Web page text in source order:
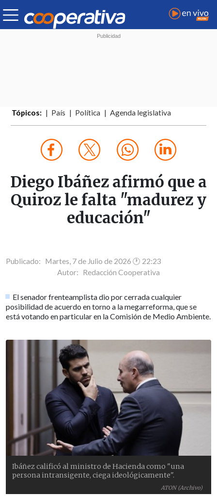
Tópicos: País Política Agenda legislativa
Diego Ibáñez afirmó que a
Quiroz le falta "madurez y
educación"
Publicado: Martes, 7 de Julio de 2026 🕐 22:23
Autor: Redacción Cooperativa
El senador frenteamplista dio por cerrada cualquier
posibilidad de acuerdo en torno a la megarreforma, que se
está votando en particular en la Comisión de Medio Ambiente.
ATON (Archivo)
Ibáñez calificó al ministro de Hacienda como "una
persona intransigente, ciega ideológicamente".